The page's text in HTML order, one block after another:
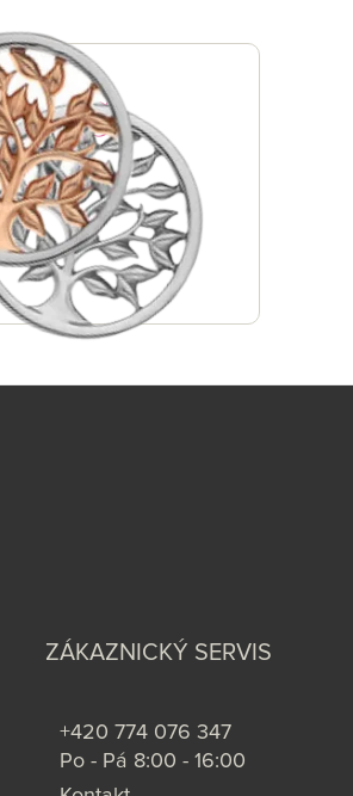
ZÁKAZNICKÝ SERVIS
+420 774 076 347
Po - Pá 8:00 - 16:00